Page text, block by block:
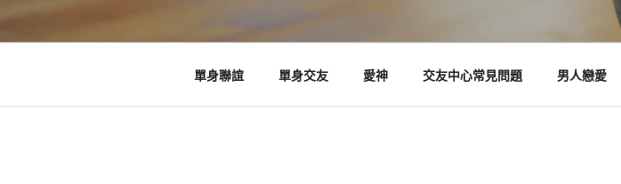
單身聯誼 單身交友 愛神 交友中心常見問題 男人戀愛